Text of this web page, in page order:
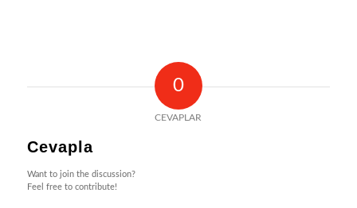
0
CEVAPLAR
Cevapla
Want to join the discussion?
Feel free to contribute!